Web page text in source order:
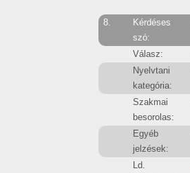
8.
Kérdéses
szó:
Válasz:
Nyelvtani
kategória:
Szakmai
besorolas:
Egyéb
jelzések:
Ld.